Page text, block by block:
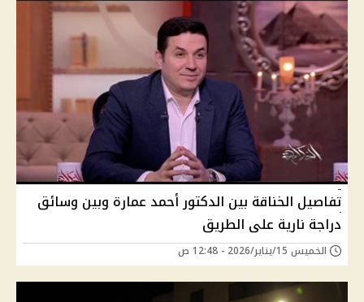
تفاصيل الخناقة بين الدكتور أحمد عمارة وبين وسائق
دراجة نارية على الطريق
الخميس 15/يناير/2026 - 12:48 ص